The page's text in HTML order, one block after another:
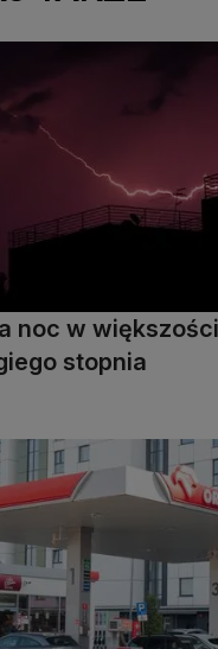
noc w
stopnia